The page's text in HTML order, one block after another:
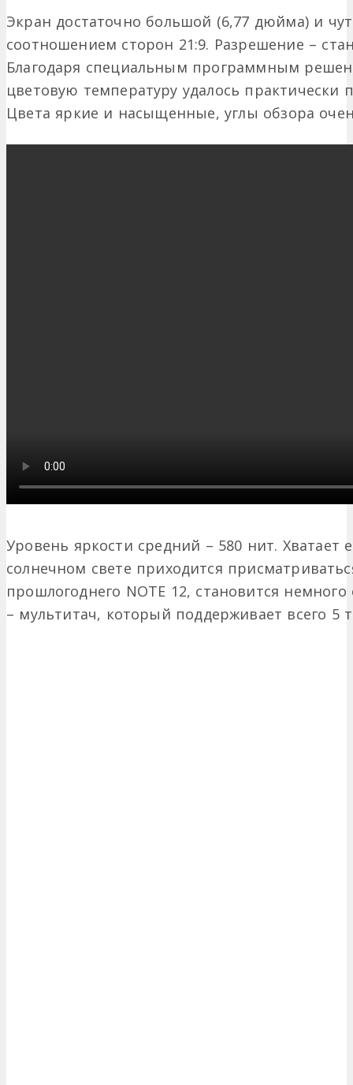
Экран достаточно большой (6,77 дюйма) и
соотношением сторон 21:9. Разрешение –
Благодаря специальным программным
цветовую температуру удалось практически
Цвета яркие и насыщенные, углы обзора
Уровень яркости средний – 580 нит. Хватает
солнечном свете приходится
прошлогоднего NOTE 12, становится
– мультитач, который поддерживает всего 5